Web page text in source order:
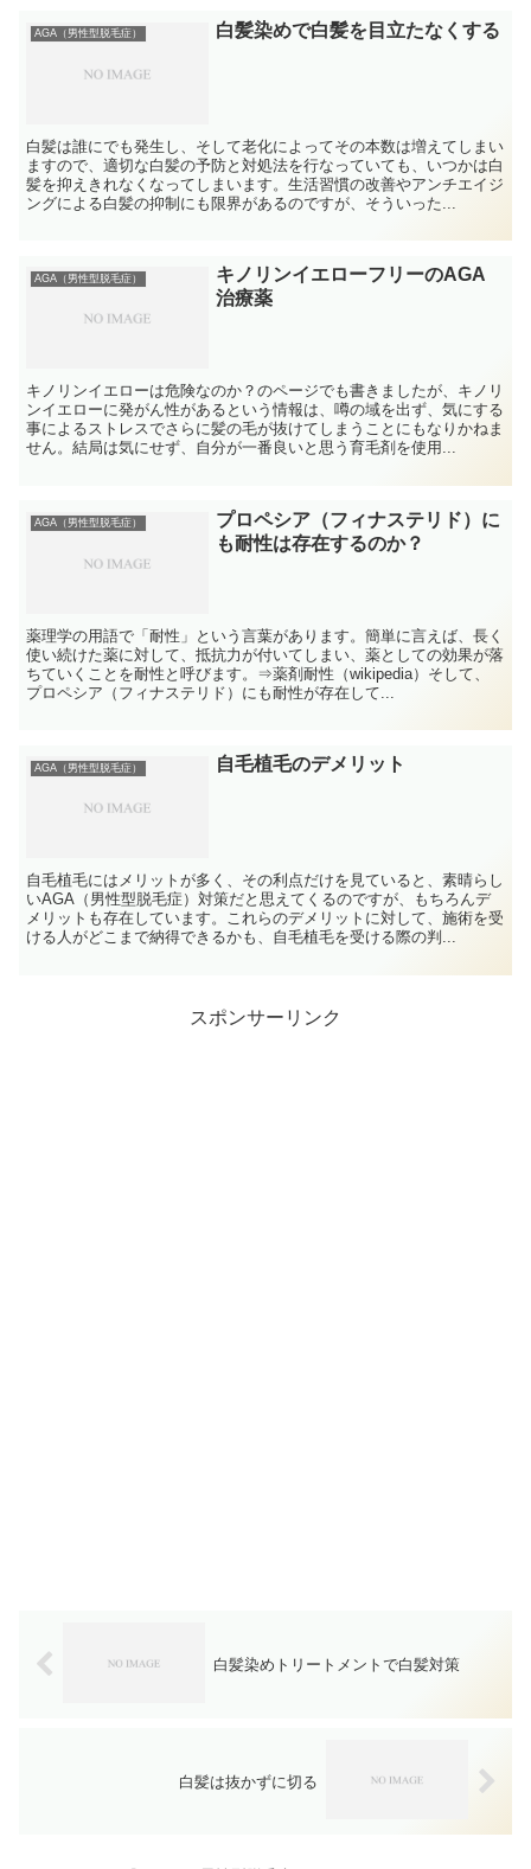
AGA（男性型脱毛症） 白髪染めで白髪を目立たなくする
白髪は誰にでも発生し、そして老化によってその本数は増えてしまい
ますので、適切な白髪の予防と対処法を行なっていても、いつかは白
髪を抑えきれなくなってしまいます。生活習慣の改善やアンチエイジ
ングによる白髪の抑制にも限界があるのですが、そういった...
AGA（男性型脱毛症）
キノリンイエローフリーのAGA
治療薬
キノリンイエローは危険なのか？のページでも書きましたが、キノリ
ンイエローに発がん性があるという情報は、噂の域を出ず、気にする
事によるストレスでさらに髪の毛が抜けてしまうことにもなりかねま
せん。結局は気にせず、自分が一番良いと思う育毛剤を使用...
AGA（男性型脱毛症）
プロペシア（フィナステリド）に
も耐性は存在するのか？
薬理学の用語で「耐性」という言葉があります。簡単に言えば、長く
使い続けた薬に対して、抵抗力が付いてしまい、薬としての効果が落
ちていくことを耐性と呼びます。⇒薬剤耐性（wikipedia）そして、
プロペシア（フィナステリド）にも耐性が存在して...
AGA（男性型脱毛症） 自毛植毛のデメリット
自毛植毛にはメリットが多く、その利点だけを見ていると、素晴らし
いAGA（男性型脱毛症）対策だと思えてくるのですが、もちろんデ
メリットも存在しています。これらのデメリットに対して、施術を受
ける人がどこまで納得できるかも、自毛植毛を受ける際の判...
スポンサーリンク
白髪染めトリートメントで白髪対策
白髪は抜かずに切る